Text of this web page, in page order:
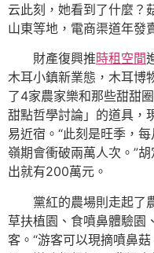
云此刻，她看到了什麼？
山東等地，電商渠道年發
財產復興推時租空間
木耳小鎮新業態，木耳博
了4家農家樂和那些甜甜
甜點哲學討論」的道具，
易近宿。“此刻是旺季，每
嶺期會衝破兩萬人次。”
出就有200萬元。
黨紅的農場則走起了
草扶植園、食噴鼻體驗園
客。“游客可以現摘噴鼻